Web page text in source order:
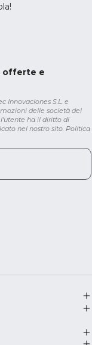
offerte e
Innovaciones S.L. e
delle società del
ha il diritto di
nel nostro sito. Politica